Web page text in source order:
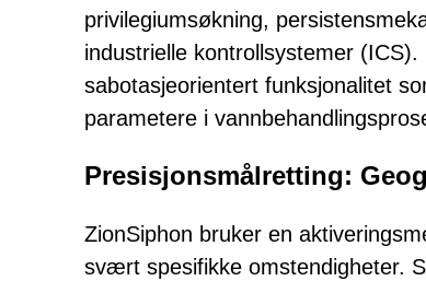
privilegiumsøkning,
industrielle kontrollsystemer
sabotasjeorientert funksjonalitet
parametere i
Presisjonsmålretting:
ZionSiphon bruker en
svært spesifikke omstendigheter.